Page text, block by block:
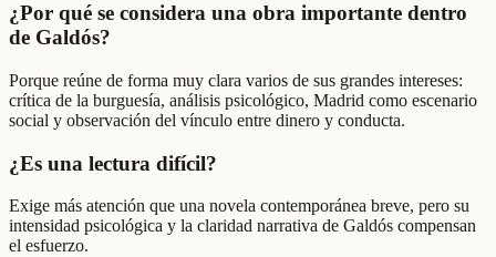
¿Por qué se considera una obra importante dentro
de Galdós?
Porque reúne de forma muy clara varios de sus grandes intereses:
crítica de la burguesía, análisis psicológico, Madrid como escenario
social y observación del vínculo entre dinero y conducta.
¿Es una lectura difícil?
Exige más atención que una novela contemporánea breve, pero su
intensidad psicológica y la claridad narrativa de Galdós compensan
el esfuerzo.